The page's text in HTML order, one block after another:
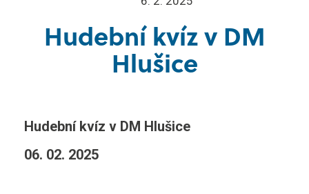
Technik silniční dopravy
Řidič nákladní a osobní dopravy
Vzdělávání dospělých
Gastro ›
Hudební kvíz v DM
Hlušice
Hudební kvíz v DM Hlušice
06. 02. 2025